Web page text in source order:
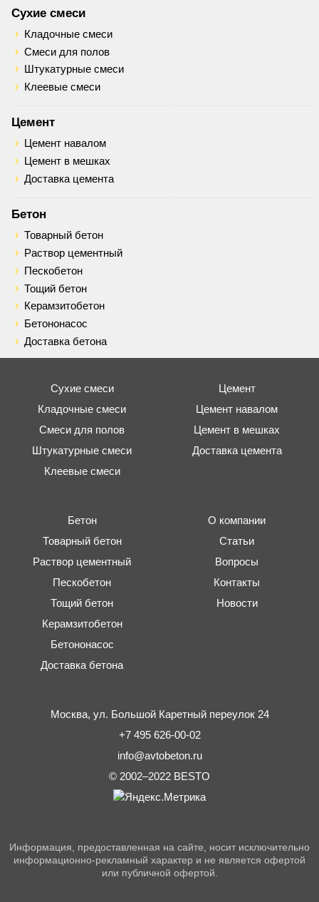
Сухие смеси
Кладочные смеси
Смеси для полов
Штукатурные смеси
Клеевые смеси
Цемент
Цемент навалом
Цемент в мешках
Доставка цемента
Бетон
Товарный бетон
Раствор цементный
Пескобетон
Тощий бетон
Керамзитобетон
Бетононасос
Доставка бетона
Сухие смеси
Кладочные смеси
Смеси для полов
Штукатурные смеси
Клеевые смеси
Цемент
Цемент навалом
Цемент в мешках
Доставка цемента
Бетон
Товарный бетон
Раствор цементный
Пескобетон
Тощий бетон
Керамзитобетон
Бетононасос
Доставка бетона
О компании
Статьи
Вопросы
Контакты
Новости
Москва, ул. Большой Каретный переулок 24
+7 495 626-00-02
info@avtobeton.ru
© 2002–2022 BESTO
Информация, предоставленная на сайте, носит исключительно
информационно-рекламный характер и не является офертой
или публичной офертой.